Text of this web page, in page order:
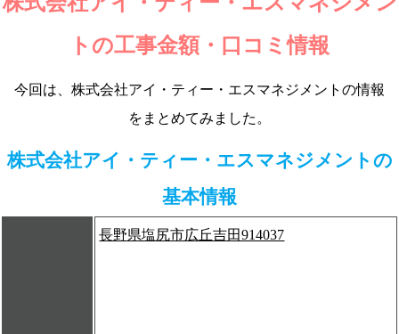
トの工事金額・口コミ情報
今回は、株式会社アイ・ティー・エスマネジメントの情報
をまとめてみました。
株式会社アイ・ティー・エスマネジメントの
基本情報
長野県塩尻市広丘吉田914037